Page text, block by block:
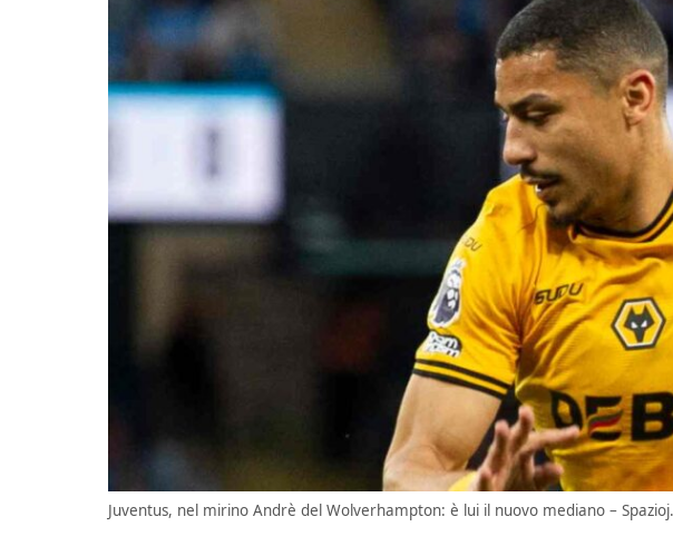
Juventus, nel mirino Andrè del Wolverhampton: è lui il nuovo mediano –